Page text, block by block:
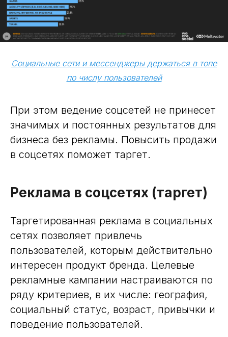
Социальные сети и мессенджеры держаться в топе
по числу пользователей
При этом ведение соцсетей не принесет
значимых и постоянных результатов для
бизнеса без рекламы. Повысить продажи
в соцсетях поможет таргет.
Реклама в соцсетях (таргет)
Таргетированная реклама в социальных
сетях позволяет привлечь
пользователей, которым действительно
интересен продукт бренда. Целевые
рекламные кампании настраиваются по
ряду критериев, в их числе: география,
социальный статус, возраст, привычки и
поведение пользователей.